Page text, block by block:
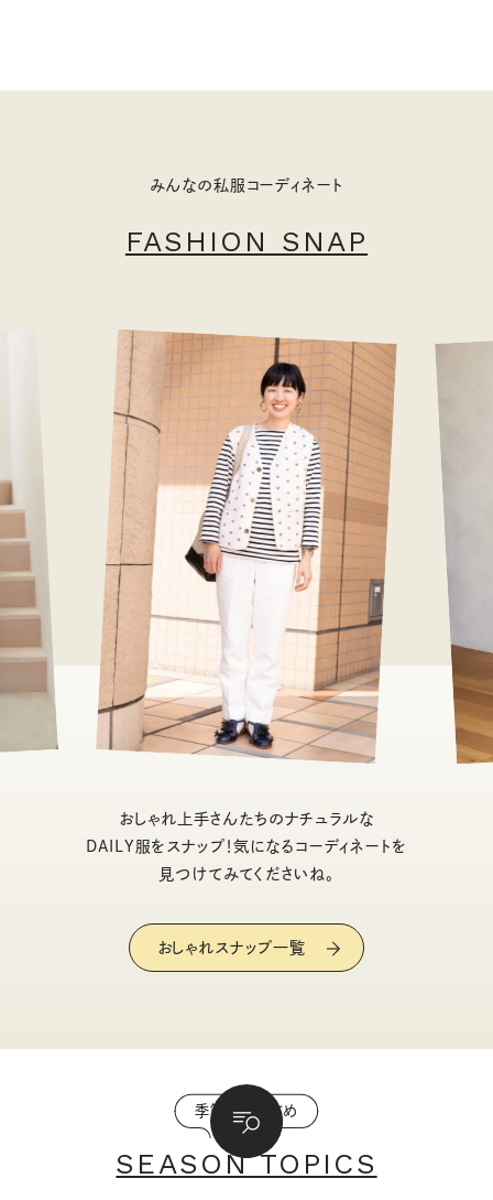
みんなの私服コーディネート
FASHION SNAP
おしゃれ上手さんたちのナチュラルな
DAILY服をスナップ！気になるコーディネートを
見つけてみてくださいね。
おしゃれスナップ一覧
季節のおすすめ
SEASON TOPICS